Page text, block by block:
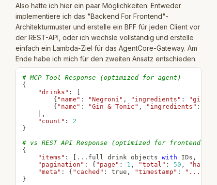
Also hatte ich hier ein paar Möglichkeiten: Entweder
implementiere ich das "Backend For Frontend"-
Architekturmuster und erstelle ein BFF für jeden Client vor
der REST-API, oder ich wechsle vollständig und erstelle
einfach ein Lambda-Ziel für das AgentCore-Gateway. Am
Ende habe ich mich für den zweiten Ansatz entschieden.
# MCP Tool Response (optimized for agent)
{
"drinks" :
{ "name" : "Negroni" , "ingredients" :
"gin,
{ "name" : "Gin & Tonic" , "ingredients" :
,
"count" :
2
}
# vs REST API Response (optimized for frontend)
{
"items" : . . . full drink objects with IDs ,
"pagination" : { "page" : 1 , "total" : 50 ,
"meta" : { "cached" : true , "timestamp" : "..."
}